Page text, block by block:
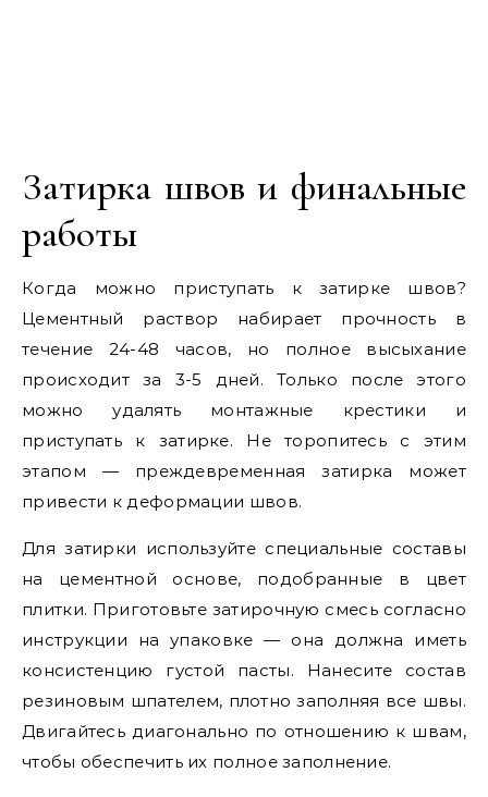
Затирка швов и финальные
работы
Когда можно приступать к затирке швов?
Цементный раствор набирает прочность в
течение 24-48 часов, но полное высыхание
происходит за 3-5 дней. Только после этого
можно удалять монтажные крестики и
приступать к затирке. Не торопитесь с этим
этапом — преждевременная затирка может
привести к деформации швов.
Для затирки используйте специальные составы
на цементной основе, подобранные в цвет
плитки. Приготовьте затирочную смесь согласно
инструкции на упаковке — она должна иметь
консистенцию густой пасты. Нанесите состав
резиновым шпателем, плотно заполняя все швы.
Двигайтесь диагонально по отношению к швам,
чтобы обеспечить их полное заполнение.